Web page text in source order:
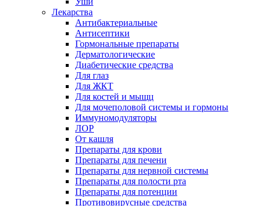
Лекарства
Антибактериальные
Антисептики
Гормональные препараты
Дерматологические
Диабетические средства
Для глаз
Для ЖКТ
Для костей и мыщц
Для мочеполовой системы и гормоны
Иммуномодуляторы
ЛОР
От кашля
Препараты для крови
Препараты для печени
Препараты для нервной системы
Препараты для полости рта
Препараты для потенции
Противовирусные средства